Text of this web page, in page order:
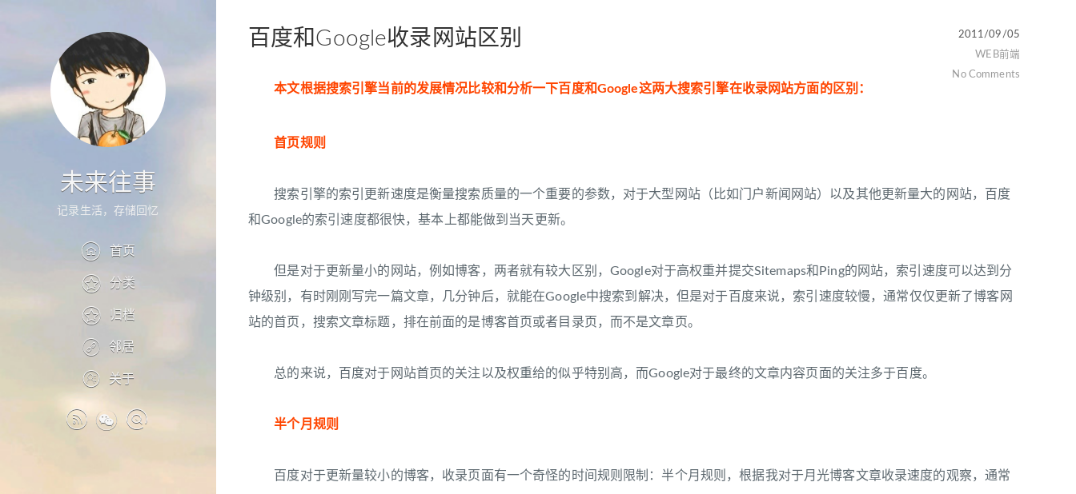
未来往事
记录生活，存储回忆
首页
分类
归档
邻居
关于
2011/09/05
WEB前端
No Comments
百度和Google收录网站区别
本文根据搜索引擎当前的发展情况比较和分析一下百度和Google这两大搜索引擎在收录网站方面的区别：
首页规则
搜索引擎的索引更新速度是衡量搜索质量的一个重要的参数，对于大型网站（比如门户新闻网站）以及其他更新量大的网站，百度
和Google的索引速度都很快，基本上都能做到当天更新。
但是对于更新量小的网站，例如博客，两者就有较大区别，Google对于高权重并提交Sitemaps和Ping的网站，索引速度可以达到分
钟级别，有时刚刚写完一篇文章，几分钟后，就能在Google中搜索到解决，但是对于百度来说，索引速度较慢，通常仅仅更新了博客网
站的首页，搜索文章标题，排在前面的是博客首页或者目录页，而不是文章页。
总的来说，百度对于网站首页的关注以及权重给的似乎特别高，而Google对于最终的文章内容页面的关注多于百度。
半个月规则
百度对于更新量较小的博客，收录页面有一个奇怪的时间规则限制：半个月规则，根据我对于月光博客文章收录速度的观察，通常